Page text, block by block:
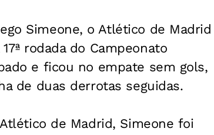
Simeone, o Atlético de Madrid
rodada do Campeonato
e ficou no empate sem gols,
de duas derrotas seguidas.
de Madrid, Simeone foi